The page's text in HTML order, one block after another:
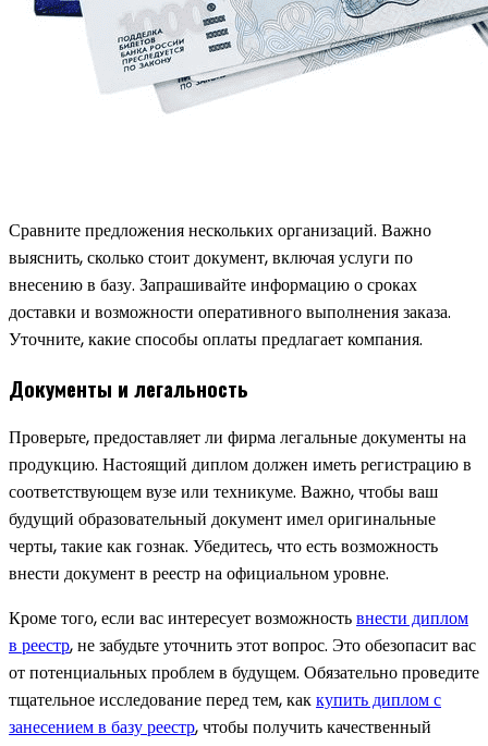
Сравните предложения нескольких организаций. Важно
выяснить, сколько стоит документ, включая услуги по
внесению в базу. Запрашивайте информацию о сроках
доставки и возможности оперативного выполнения заказа.
Уточните, какие способы оплаты предлагает компания.
Документы и легальность
Проверьте, предоставляет ли фирма легальные документы на
продукцию. Настоящий диплом должен иметь регистрацию в
соответствующем вузе или техникуме. Важно, чтобы ваш
будущий образовательный документ имел оригинальные
черты, такие как гознак. Убедитесь, что есть возможность
внести документ в реестр на официальном уровне.
Кроме того, если вас интересует возможностьвнести диплом
в реестр, не забудьте уточнить этот вопрос. Это обезопасит вас
от потенциальных проблем в будущем. Обязательно проведите
тщательное исследование перед тем, каккупить диплом с
занесением в базу реестр, чтобы получить качественный